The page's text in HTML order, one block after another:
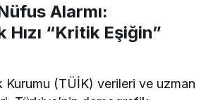
Alarmı:
Hızı “Kritik Eşiğin”
Kurumu (TÜİK) verileri ve uzman